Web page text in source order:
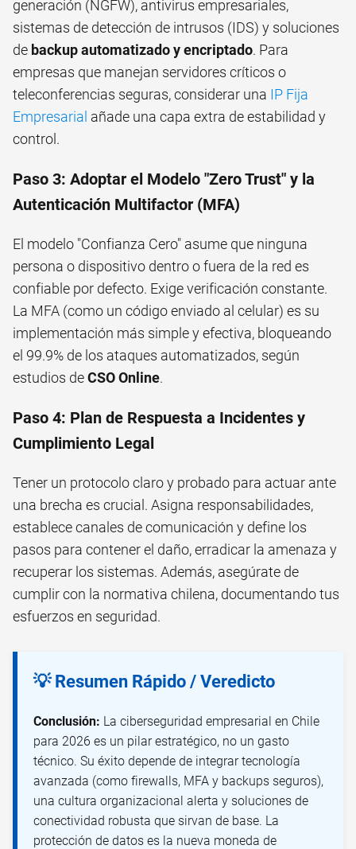
generación (NGFW), antivirus empresariales,
sistemas de detección de intrusos (IDS) y soluciones
de backup automatizado y encriptado. Para
empresas que manejan servidores críticos o
teleconferencias seguras, considerar una IP Fija
Empresarial añade una capa extra de estabilidad y
control.
Paso 3: Adoptar el Modelo "Zero Trust" y la
Autenticación Multifactor (MFA)
El modelo "Confianza Cero" asume que ninguna
persona o dispositivo dentro o fuera de la red es
confiable por defecto. Exige verificación constante.
La MFA (como un código enviado al celular) es su
implementación más simple y efectiva, bloqueando
el 99.9% de los ataques automatizados, según
estudios deCSO Online.
Paso 4: Plan de Respuesta a Incidentes y
Cumplimiento Legal
Tener un protocolo claro y probado para actuar ante
una brecha es crucial. Asigna responsabilidades,
establece canales de comunicación y define los
pasos para contener el daño, erradicar la amenaza y
recuperar los sistemas. Además, asegúrate de
cumplir con la normativa chilena, documentando tus
esfuerzos en seguridad.
💡 Resumen Rápido / Veredicto
Conclusión: La ciberseguridad empresarial en Chile
para 2026 es un pilar estratégico, no un gasto
técnico. Su éxito depende de integrar tecnología
avanzada (como firewalls, MFA y backups seguros),
una cultura organizacional alerta y soluciones de
conectividad robusta que sirvan de base. La
protección de datos es la nueva moneda de